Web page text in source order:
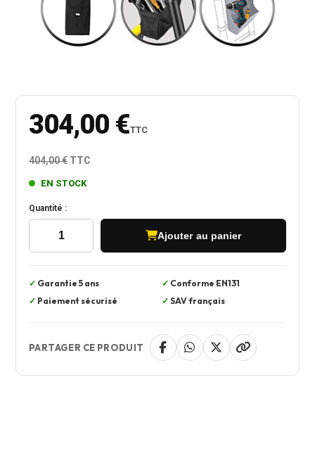
304,00 €TTC
404,00 € TTC
EN STOCK
Quantité :
Ajouter au panier
Garantie 5 ans
Conforme EN131
Paiement sécurisé
SAV français
PARTAGER CE PRODUIT